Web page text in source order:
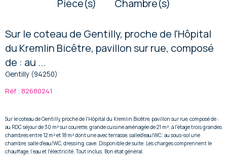
Pièce(s) Chambre(s)
Sur le coteau de Gentilly, proche de l'Hôpital
du Kremlin Bicêtre, pavillon sur rue, composé
de : au ...
Gentilly (94250)
Réf : 82680241
Sur le coteau de Gentilly, proche de l'Hôpital du Kremlin Bicêtre, pavillon sur rue, composé de :
au RDC séjour de 30 m² sur courette, grande cuisine aménagée de 21 m²; à l'étage trois grandes
chambres entre 12 m² et 18 m² dont une avec terrasse, salled'eau/WC; au sous-sol une
chambre, salle d'eau/WC, dressing, cave. Disponible de suite. Les charges comprennent le
chauffage, l'eau et l'électricité. Tout inclus. Bon état général.